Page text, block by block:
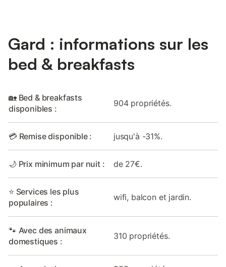
Gard : informations sur les
bed & breakfasts
🏡 Bed & breakfasts
disponibles :
904 propriétés.
💳 Remise disponible : jusqu'à -31%.
🌙 Prix minimum par nuit : de 27€.
⭐ Services les plus
populaires :
wifi, balcon et jardin.
🐾 Avec des animaux
domestiques :
310 propriétés.